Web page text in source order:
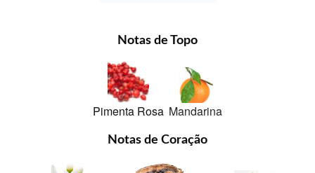
Notas de Topo
Pimenta Rosa Mandarina
Notas de Coração